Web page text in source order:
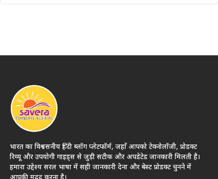
भारत का विश्वसनीय हिंदी ब्लॉग प्लेटफॉर्म, जहाँ आपको टेक्नोलॉजी, प्रोडक्ट
रिव्यू और उपयोगी गाइड्स से जुड़ी सटीक और अपडेटेड जानकारी मिलती है।
हमारा उद्देश्य सरल भाषा में सही जानकारी देना और बेस्ट प्रोडक्ट चुनने में